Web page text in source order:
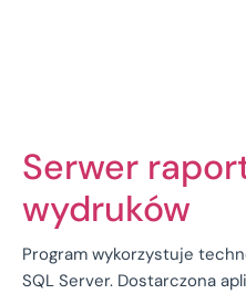
Serwer
wydruków
Program wykorzystuje
SQL Server. Dostarczona